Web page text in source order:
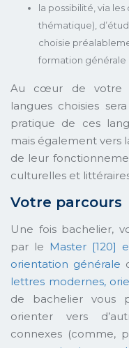
la possibilité, via
thématique),
choisie
formation générale
Au cœur de votre
langues choisies
pratique de ces
mais également vers
de leur
culturelles et
Votre parcours
Une fois bachelier,
par le Master [120]
orientation générale
lettres modernes,
de bachelier vous
orienter vers
connexes (comme,